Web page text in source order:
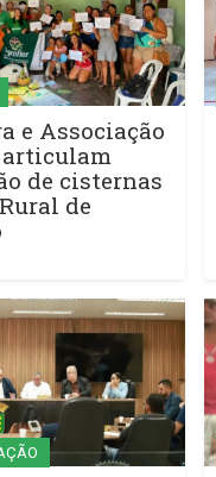
e Associação
de cisternas
de